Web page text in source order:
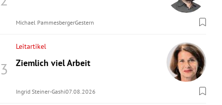
Michael PammesbergerGestern
Leitartikel
Ziemlich viel Arbeit
Ingrid Steiner-Gashi07.08.2026